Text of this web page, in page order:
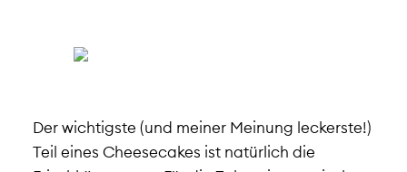
Der wichtigste (und meiner Meinung leckerste!)
Teil eines Cheesecakes ist natürlich die